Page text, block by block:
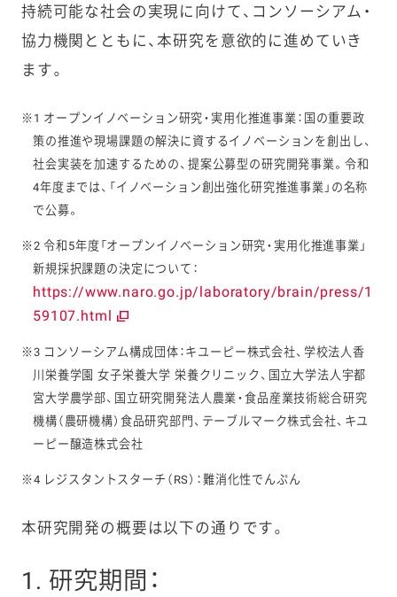
持続可能な社会の実現に向けて、コンソーシアム・
協力機関とともに、本研究を意欲的に進めていき
ます。
※1 オープンイノベーション研究・実用化推進事業：国の重要政
策の推進や現場課題の解決に資するイノベーションを創出し、
社会実装を加速するための、提案公募型の研究開発事業。令和
4年度までは、「イノベーション創出強化研究推進事業」の名称
で公募。
※2 令和5年度「オープンイノベーション研究・実用化推進事業」
新規採択課題の決定について：
https://www.naro.go.jp/laboratory/brain/press/1
59107.html
※3 コンソーシアム構成団体：キユーピー株式会社、学校法人香
川栄養学園 女子栄養大学 栄養クリニック、国立大学法人宇都
宮大学農学部、国立研究開発法人農業・食品産業技術総合研究
機構（農研機構）食品研究部門、テーブルマーク株式会社、キユ
ーピー醸造株式会社
※4 レジスタントスターチ（RS）：難消化性でんぷん
本研究開発の概要は以下の通りです。
1. 研究期間：